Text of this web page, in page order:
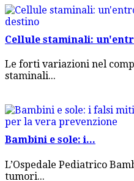
Cellule staminali:
Le forti variazioni nel
staminali...
Bambini e sole: i...
L’Ospedale Pediatrico
tumori...